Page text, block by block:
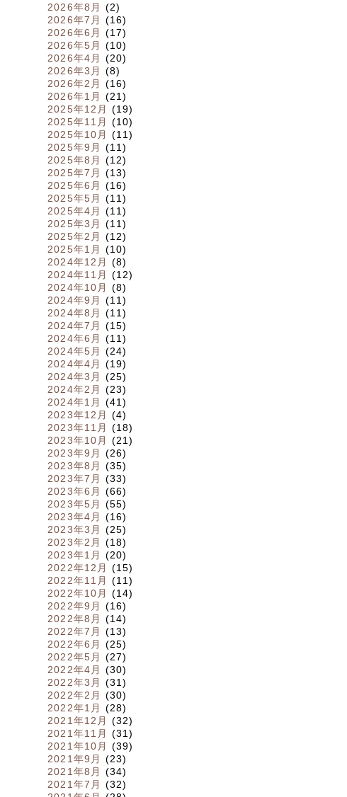
2026年8月
(2)
2026年7月
(16)
2026年6月
(17)
2026年5月
(10)
2026年4月
(20)
2026年3月
(8)
2026年2月
(16)
2026年1月
(21)
2025年12月
(19)
2025年11月
(10)
2025年10月
(11)
2025年9月
(11)
2025年8月
(12)
2025年7月
(13)
2025年6月
(16)
2025年5月
(11)
2025年4月
(11)
2025年3月
(11)
2025年2月
(12)
2025年1月
(10)
2024年12月
(8)
2024年11月
(12)
2024年10月
(8)
2024年9月
(11)
2024年8月
(11)
2024年7月
(15)
2024年6月
(11)
2024年5月
(24)
2024年4月
(19)
2024年3月
(25)
2024年2月
(23)
2024年1月
(41)
2023年12月
(4)
2023年11月
(18)
2023年10月
(21)
2023年9月
(26)
2023年8月
(35)
2023年7月
(33)
2023年6月
(66)
2023年5月
(55)
2023年4月
(16)
2023年3月
(25)
2023年2月
(18)
2023年1月
(20)
2022年12月
(15)
2022年11月
(11)
2022年10月
(14)
2022年9月
(16)
2022年8月
(14)
2022年7月
(13)
2022年6月
(25)
2022年5月
(27)
2022年4月
(30)
2022年3月
(31)
2022年2月
(30)
2022年1月
(28)
2021年12月
(32)
2021年11月
(31)
2021年10月
(39)
2021年9月
(23)
2021年8月
(34)
2021年7月
(32)